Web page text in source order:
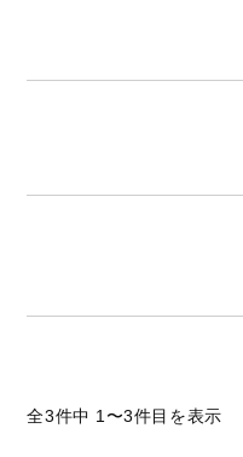
全3件中 1〜3件目を表示